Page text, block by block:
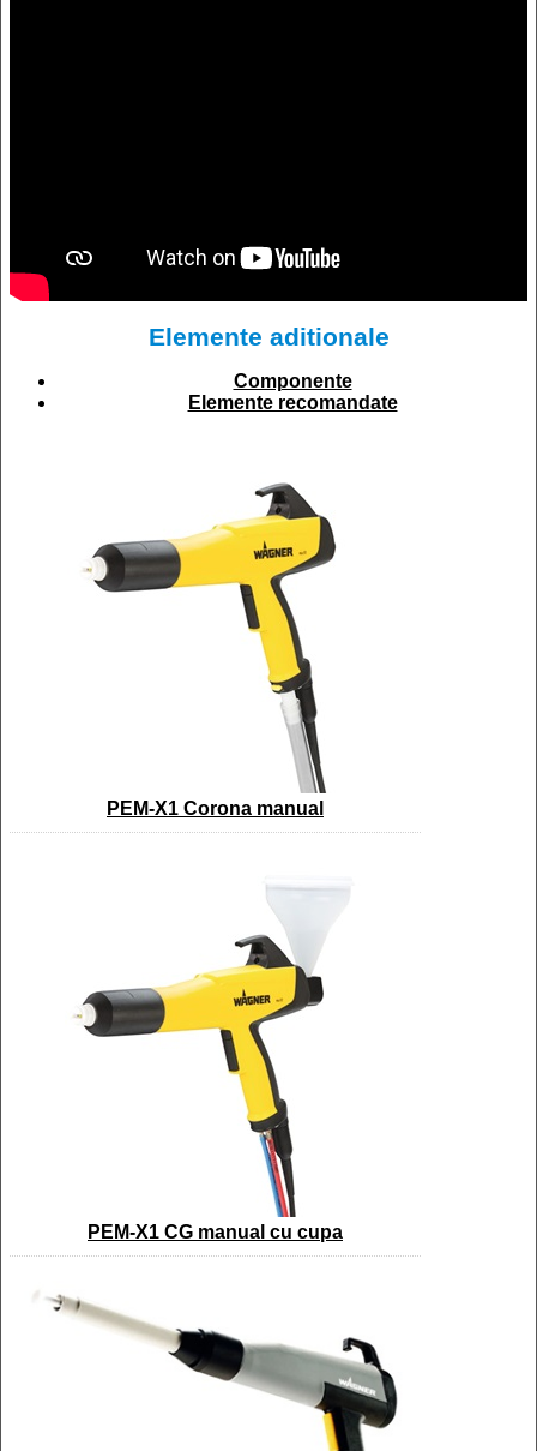
Elemente aditionale
Componente
Elemente recomandate
PEM-X1 Corona manual
PEM-X1 CG manual cu cupa